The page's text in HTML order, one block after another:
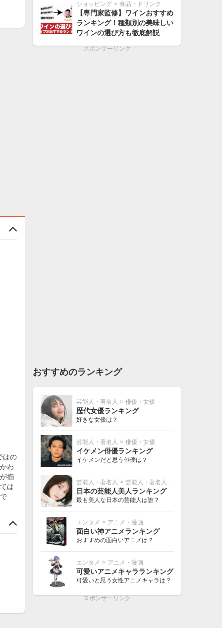
はの
わ
揃
は
ショッピング > 食品・ドリンク
【専門家監修】ワインおすすめ
ランキング！種類別の美味しい
ワインの選び方も徹底解説
スポンサーリンク
おすすめのランキング
芸能人・著名人 > 俳優・女優
歴代女優ランキング
好きな女優は？
芸能人・著名人 > 俳優・女優
イケメン俳優ランキング
イケメンだと思う俳優は？
芸能人・著名人 > 芸能人・著名人その他
日本の芸能人美人ランキング
最も美人な日本の芸能人は誰？
エンタメ > アニメ・漫画
面白い神アニメランキング
おすすめの面白いアニメは？
エンタメ > アニメ・漫画
可愛いアニメキャラランキング
可愛いと思う女性アニメキャラは？
スポンサーリンク